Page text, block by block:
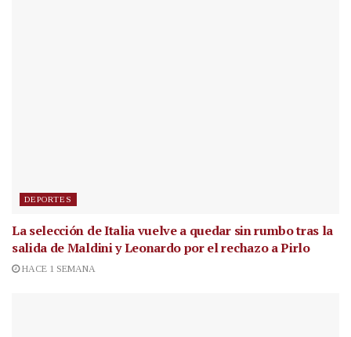
DEPORTES
La selección de Italia vuelve a quedar sin rumbo tras la
salida de Maldini y Leonardo por el rechazo a Pirlo
HACE 1 SEMANA